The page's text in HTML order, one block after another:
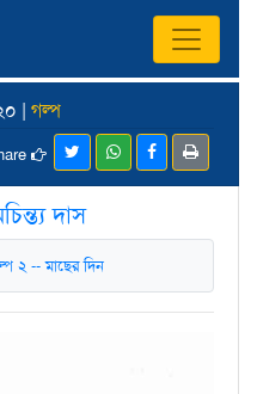
| গল্প
দাস
২ -- মাছের দিন